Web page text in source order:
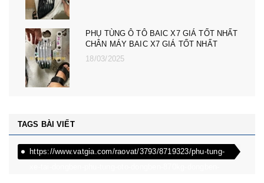
PHỤ TÙNG Ô TÔ MG ZS, MG 5, MG RX5,
MG HS GIÁ TỐT NHẤT - ĐÈN PHA MG RX5,
ZS, MG MG 5
TAGS BÀI VIẾT
https://www.vatgia.com/raovat/3793/8719323/phu-tung-